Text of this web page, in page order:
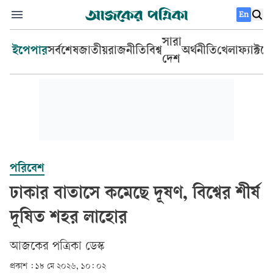
En
ইপেপারসর্বশেষজাতীয়রাজনীতিবিশ্ব
সারা
দেশ
অর্থনীতিখেলা
পরিবেশ
ঢাকার বাতাসে কমেছে দূষণ, বিশ্বের শীর্ষ
দূষিত শহর লাহোর
আজকের পত্রিকা ডেস্ক­
প্রকাশ : ১৮ মে ২০২৬, ১০: ০২